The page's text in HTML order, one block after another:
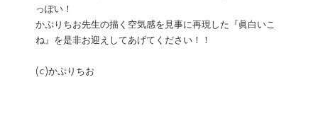
っぽい！
かぷりちお先生の描く空気感を見事に再現した『眞白いこ
ね』を是非お迎えしてあげてください！！
(c)かぷりちお